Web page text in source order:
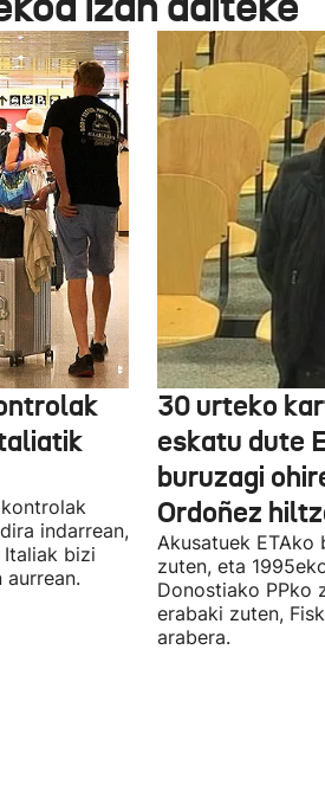
indarrean,
bizi
30 urteko
eskatu dute
buruzagi
Ordoñez
Akusatuek ETAko
zuten, eta
Donostiako PPko
erabaki zuten,
arabera.